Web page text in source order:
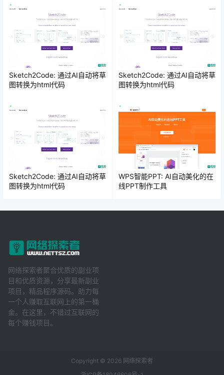
Sketch2Code: 通过AI自动将草
图转换为html代码
Sketch2Code: 通过AI自动将草
图转换为html代码
Sketch2Code: 通过AI自动将草
图转换为html代码
WPS智能PPT: AI自动美化的在
线PPT制作工具
网络探索者聚合优质的副业项
目和优质资源，分享最新副业
项目，精品程序源码。助力每
一个人赚取互联网上的第一桶
金。在这里，不错过互联网的
每个赚钱项目。
Copyright © 2026 网络探索者